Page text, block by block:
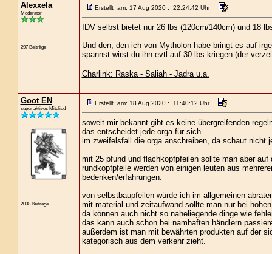
Alexxela
Moderator
297 Beiträge
Erstellt am: 17 Aug 2020 : 22:24:42 Uhr
IDV selbst bietet nur 26 lbs (120cm/140cm) und 18
Und den, den ich von Mytholon habe bringt es auf
spannst wirst du ihn evtl auf 30 lbs kriegen (der
Charlink: Raska - Saliah - Jadra u.a.
Goot EN
super aktives Mitglied
2038 Beiträge
Erstellt am: 18 Aug 2020 : 11:40:12 Uhr
soweit mir bekannt gibt es keine übergreifenden
das entscheidet jede orga für sich.
im zweifelsfall die orga anschreiben, da schaut nicht
mit 25 pfund und flachkopfpfeilen sollte man aber auf
rundkopfpfeile werden von einigen leuten aus
bedenken/erfahrungen.
von selbstbaupfeilen würde ich im allgemeinen
mit material und zeitaufwand sollte man nur bei
da können auch nicht so naheliegende dinge wie
das kann auch schon bei namhaften händlern
außerdem ist man mit bewährten produkten auf der
kategorisch aus dem verkehr zieht.